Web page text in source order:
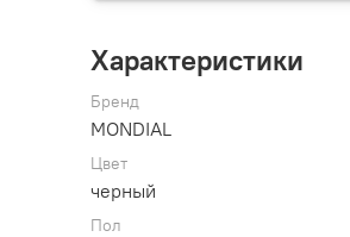
Характеристики
Бренд
MONDIAL
Цвет
черный
Пол